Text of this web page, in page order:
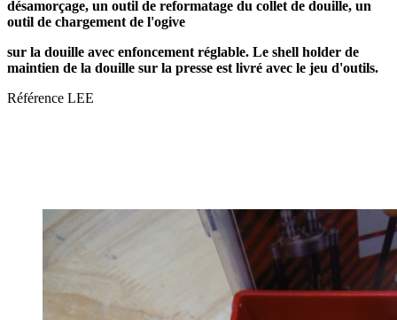
désamorçage, un outil de reformatage du collet de douille, un
outil de chargement de l'ogive
sur la douille avec enfoncement réglable. Le shell holder de
maintien de la douille sur la presse est livré avec le jeu d'outils.
Référence LEE